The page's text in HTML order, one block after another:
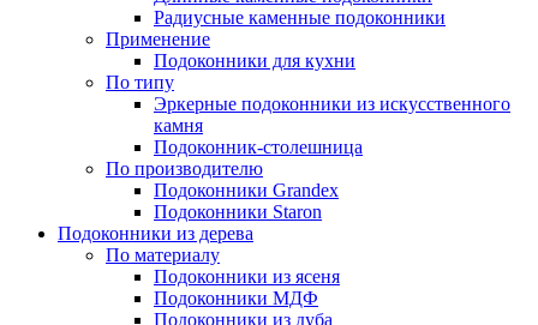
Радиусные каменные подоконники
Применение
Подоконники для кухни
По типу
Эркерные подоконники из искусственного
камня
Подоконник-столешница
По производителю
Подоконники Grandex
Подоконники Staron
Подоконники из дерева
По материалу
Подоконники из ясеня
Подоконники МДФ
Подоконники из дуба